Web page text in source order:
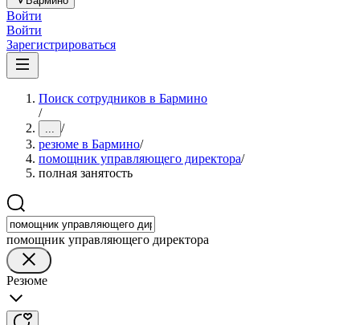
Войти
Войти
Зарегистрироваться
Поиск сотрудников в Бармино
/
... /
резюме в Бармино/
помощник управляющего директора/
полная занятость
помощник управляющего директора
Резюме